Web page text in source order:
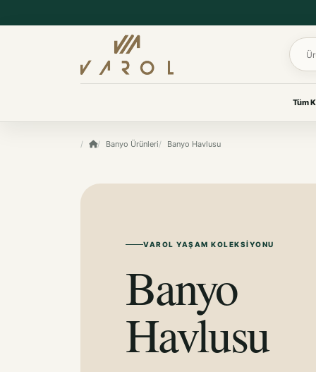
Ürün
Tüm
özenle seçildi.
koleksiyona kolayca ulaşın.
TÜM KOLEKSIYONLARI GÖR
Banyo Ürünleri Banyo Havlusu
VAROL YAŞAM KOLEKSIYONU
Banyo
Havlusu